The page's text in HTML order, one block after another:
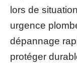
lors de
urgence
dépannage
protéger